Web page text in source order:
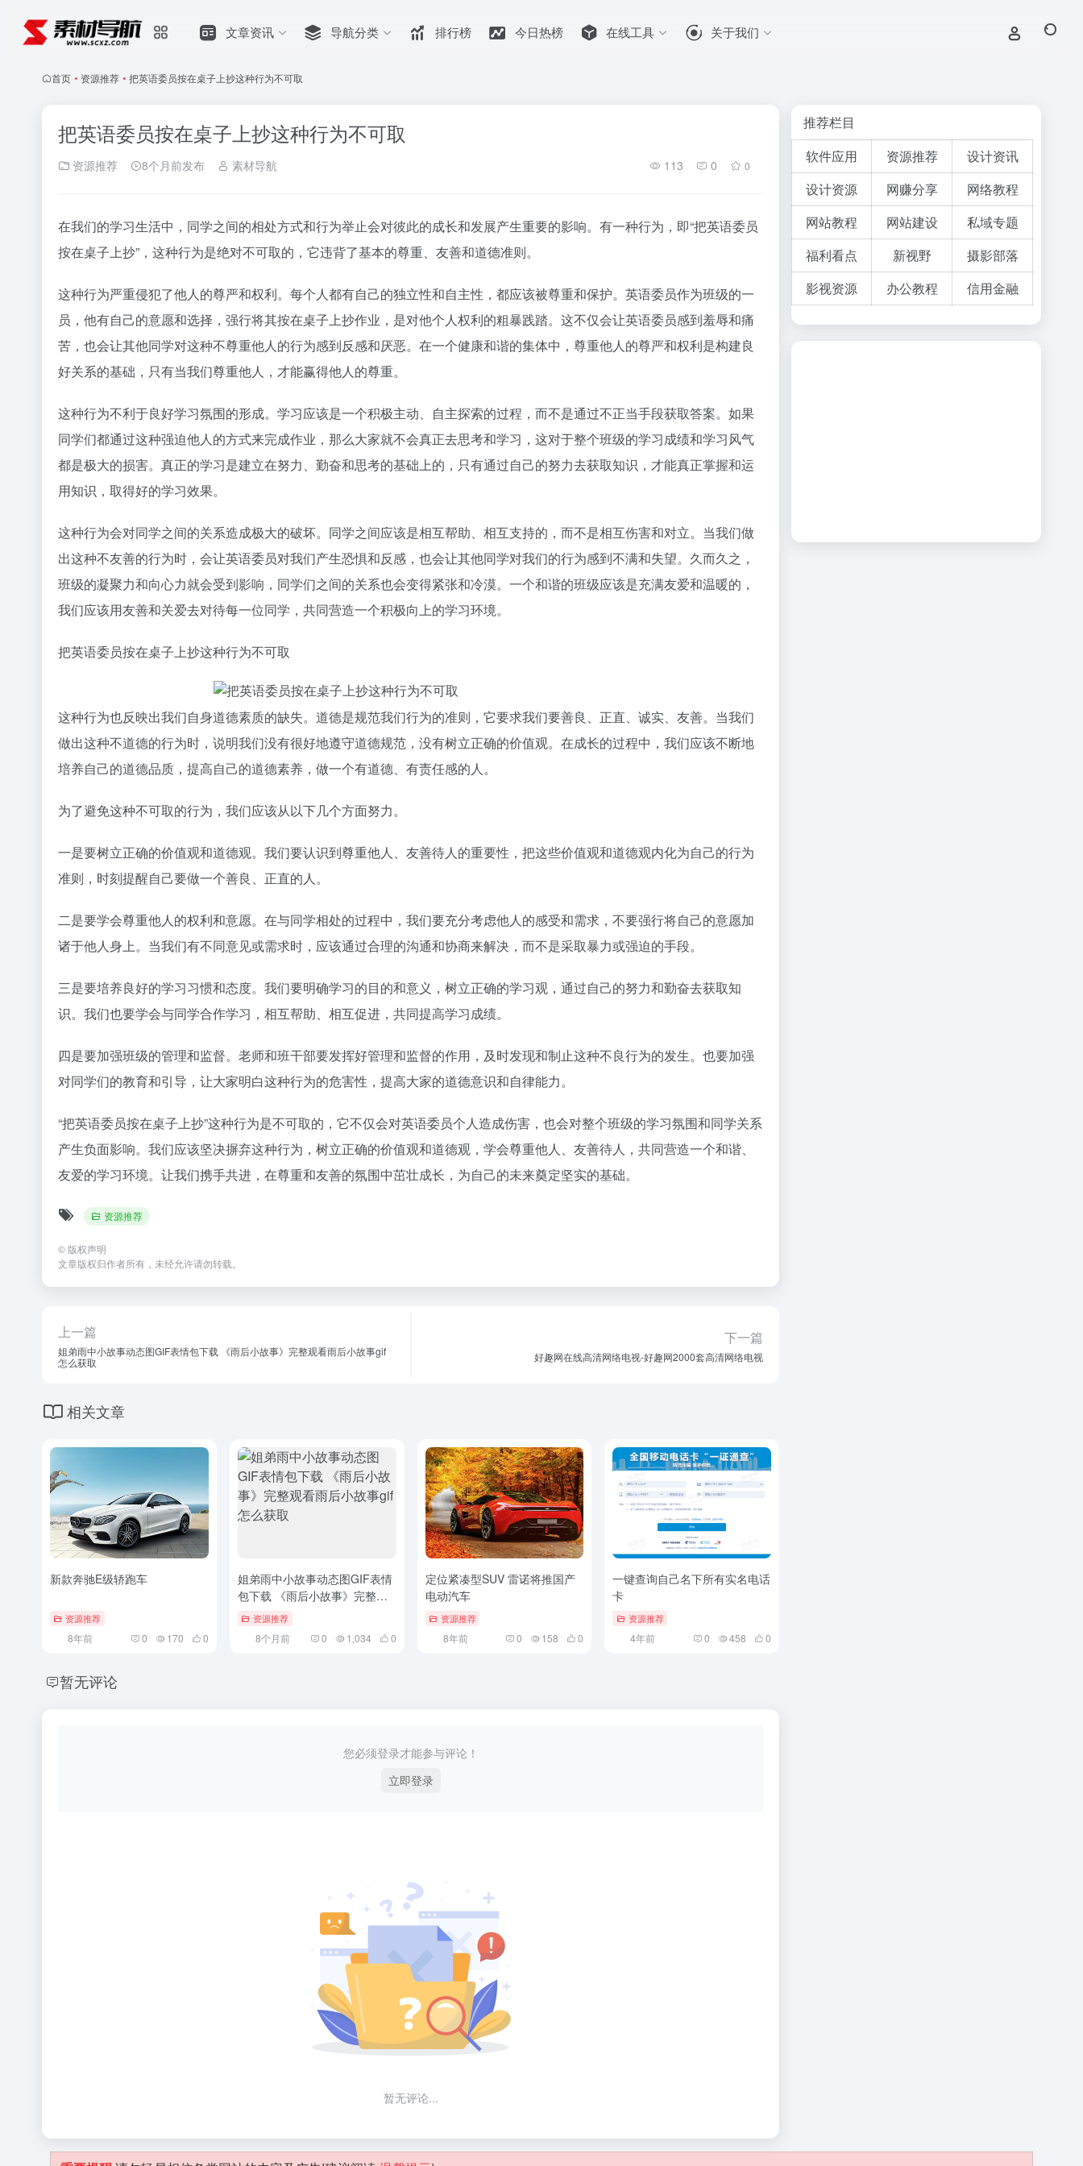
文章资讯 导航分类 排行榜 今日热榜 在线工具 关于我们
首页 • 资源推荐 • 把英语委员按在桌子上抄这种行为不可取
把英语委员按在桌子上抄这种行为不可取
资源推荐 8个月前发布 素材导航 113 0 0
在我们的学习生活中，同学之间的相处方式和行为举止会对彼此的成长和发展产生重要的影响。有一种行为，即“把英语委员
按在桌子上抄”，这种行为是绝对不可取的，它违背了基本的尊重、友善和道德准则。
这种行为严重侵犯了他人的尊严和权利。每个人都有自己的独立性和自主性，都应该被尊重和保护。英语委员作为班级的一
员，他有自己的意愿和选择，强行将其按在桌子上抄作业，是对他个人权利的粗暴践踏。这不仅会让英语委员感到羞辱和痛
苦，也会让其他同学对这种不尊重他人的行为感到反感和厌恶。在一个健康和谐的集体中，尊重他人的尊严和权利是构建良
好关系的基础，只有当我们尊重他人，才能赢得他人的尊重。
这种行为不利于良好学习氛围的形成。学习应该是一个积极主动、自主探索的过程，而不是通过不正当手段获取答案。如果
同学们都通过这种强迫他人的方式来完成作业，那么大家就不会真正去思考和学习，这对于整个班级的学习成绩和学习风气
都是极大的损害。真正的学习是建立在努力、勤奋和思考的基础上的，只有通过自己的努力去获取知识，才能真正掌握和运
用知识，取得好的学习效果。
这种行为会对同学之间的关系造成极大的破坏。同学之间应该是相互帮助、相互支持的，而不是相互伤害和对立。当我们做
出这种不友善的行为时，会让英语委员对我们产生恐惧和反感，也会让其他同学对我们的行为感到不满和失望。久而久之，
班级的凝聚力和向心力就会受到影响，同学们之间的关系也会变得紧张和冷漠。一个和谐的班级应该是充满友爱和温暖的，
我们应该用友善和关爱去对待每一位同学，共同营造一个积极向上的学习环境。
把英语委员按在桌子上抄这种行为不可取
这种行为也反映出我们自身道德素质的缺失。道德是规范我们行为的准则，它要求我们要善良、正直、诚实、友善。当我们
做出这种不道德的行为时，说明我们没有很好地遵守道德规范，没有树立正确的价值观。在成长的过程中，我们应该不断地
培养自己的道德品质，提高自己的道德素养，做一个有道德、有责任感的人。
为了避免这种不可取的行为，我们应该从以下几个方面努力。
一是要树立正确的价值观和道德观。我们要认识到尊重他人、友善待人的重要性，把这些价值观和道德观内化为自己的行为
准则，时刻提醒自己要做一个善良、正直的人。
二是要学会尊重他人的权利和意愿。在与同学相处的过程中，我们要充分考虑他人的感受和需求，不要强行将自己的意愿加
诸于他人身上。当我们有不同意见或需求时，应该通过合理的沟通和协商来解决，而不是采取暴力或强迫的手段。
三是要培养良好的学习习惯和态度。我们要明确学习的目的和意义，树立正确的学习观，通过自己的努力和勤奋去获取知
识。我们也要学会与同学合作学习，相互帮助、相互促进，共同提高学习成绩。
四是要加强班级的管理和监督。老师和班干部要发挥好管理和监督的作用，及时发现和制止这种不良行为的发生。也要加强
对同学们的教育和引导，让大家明白这种行为的危害性，提高大家的道德意识和自律能力。
“把英语委员按在桌子上抄”这种行为是不可取的，它不仅会对英语委员个人造成伤害，也会对整个班级的学习氛围和同学关系
产生负面影响。我们应该坚决摒弃这种行为，树立正确的价值观和道德观，学会尊重他人、友善待人，共同营造一个和谐、
友爱的学习环境。让我们携手共进，在尊重和友善的氛围中茁壮成长，为自己的未来奠定坚实的基础。
资源推荐
© 版权声明
文章版权归作者所有，未经允许请勿转载。
上一篇
姐弟雨中小故事动态图GIF表情包下载 《雨后小故事》完整观看雨后小故事gif
怎么获取
下一篇
好趣网在线高清网络电视-好趣网2000套高清网络电视
相关文章
新款奔驰E级轿跑车
资源推荐
8年前 0 170 0
姐弟雨中小故事动态图GIF表情
包下载 《雨后小故事》完整观
看雨后小故事gif怎么获取
资源推荐
8个月前 0 1,034 0
定位紧凑型SUV 雷诺将推国产
电动汽车
资源推荐
8年前 0 158 0
一键查询自己名下所有实名电话
卡
资源推荐
4年前 0 458 0
暂无评论
您必须登录才能参与评论！
立即登录
暂无评论...
推荐栏目
软件应用 资源推荐 设计资讯
设计资源
网赚分享
网络教程
网站教程
网站建设
私域专题
福利看点
新视野
摄影部落
影视资源
办公教程 信用金融